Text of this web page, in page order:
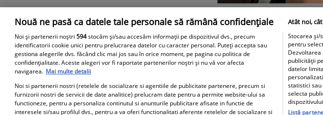
Parteneri
Nouă ne pasă ca datele tale personale să rămână confidențiale
Noi și partenerii noștri 594stocăm și/sau accesăm informații pe dispozitivul dvs., precum
identificatorii cookie unici pentru prelucrarea datelor cu caracter personal. Puteți accepta sau
gestiona alegerile dvs. făcând clic mai jos sau în orice moment, pe pagina cu politica de
confidențialitate. Aceste alegeri vor fi raportate partenerilor noștri și nu vă vor afecta
navigarea. Mai multe detalii
Noi si partenerii nostri (retelele de socializare si agentiile de publicitate partenere, precum si
furnizorii nostri de servicii de date analitice) prelucram date pentru a permite website-ului sa
functioneze, pentru a personaliza continutul si anunturile publicitare afisate in functie de
interesele si/sau profilul dvs., pentru a va oferi functionalitati aferente retelelor de socializare si
Atât noi,
Stocarea și/
pentru
publicității
datelor
statistici
selecta
Listă